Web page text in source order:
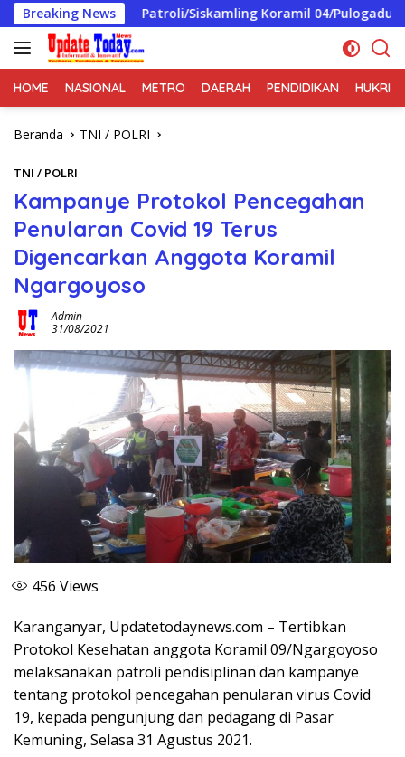
Langsung
ke
konten
Breaking News
Patroli/Siskamling Koramil 04/Pulogadung Perkuat
HOME NASIONAL METRO DAERAH PENDIDIKAN HUKRIM
Beranda TNI / POLRI
TNI / POLRI
Kampanye Protokol Pencegahan
Penularan Covid 19 Terus
Digencarkan Anggota Koramil
Ngargoyoso
Admin
31/08/2021
456 Views
Karanganyar, Updatetodaynews.com – Tertibkan
Protokol Kesehatan anggota Koramil 09/Ngargoyoso
melaksanakan patroli pendisiplinan dan kampanye
tentang protokol pencegahan penularan virus Covid
19, kepada pengunjung dan pedagang di Pasar
Kemuning, Selasa 31 Agustus 2021.